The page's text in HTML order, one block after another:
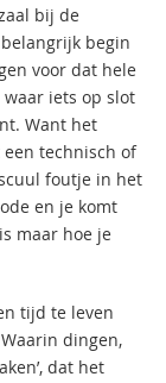
bij de
begin
voor dat hele
iets op slot
Want het
technisch of
foutje in het
en je komt
maar hoe je
tijd te leven
dingen,
dat het